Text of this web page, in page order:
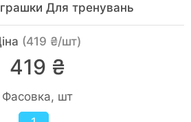
Для тренувань
(419 ₴/шт)
419 ₴
Фасовка, шт